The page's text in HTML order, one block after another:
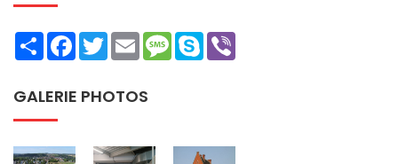
ShareFacebookTwitterEmailMessage
Skype
GALERIE PHOTOS